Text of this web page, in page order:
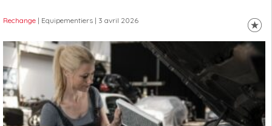
Rechange | Equipementiers | 3 avril 2026